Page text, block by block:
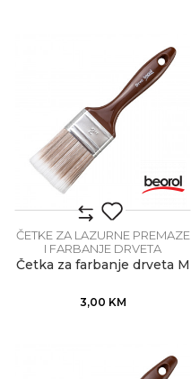
ČETKE ZA LAZURNE PREMAZE
I FARBANJE DRVETA
Četka za farbanje drveta M
3,00 KM